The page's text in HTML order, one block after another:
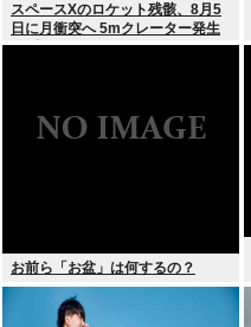
スペースXのロケット残骸、8月5
日に月衝突へ 5mクレーター発生
予測
お前ら「お盆」は何するの？